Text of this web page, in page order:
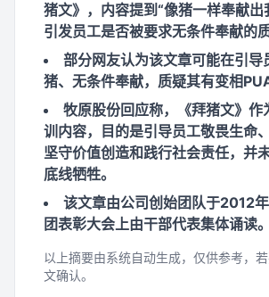
猪文》，内容提到“像猪一样奉献出
引发员工是否被要求无条件奉献的质
部分网友认为该文章可能在引导
猪、无条件奉献，质疑其有变相
牧原股份回应称，《拜猪文》作
训内容，目的是引导员工敬畏生命
坚守价值创造和践行社会责任，并
底线牺牲。
该文章由公司创始团队于2012
团表彰大会上由干部代表集体诵读。
以上摘要由系统自动生成，仅供参考，
文确认。